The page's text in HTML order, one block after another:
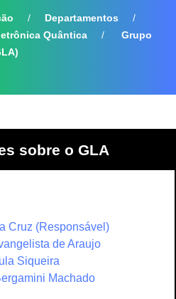
Departamentos
Quântica
Grupo
sobre o GLA
Cruz (Responsável)
de Araujo
Siqueira
Machado